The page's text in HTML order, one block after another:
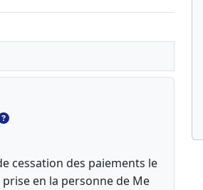
cessation des paiements le
en la personne de Me